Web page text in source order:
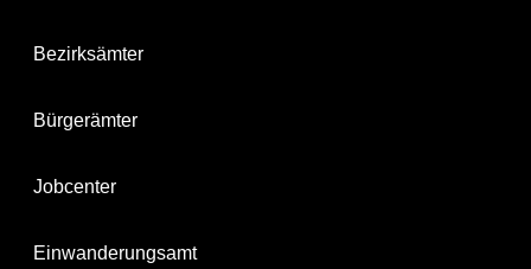
Bezirksämter
Bürgerämter
Jobcenter
Einwanderungsamt